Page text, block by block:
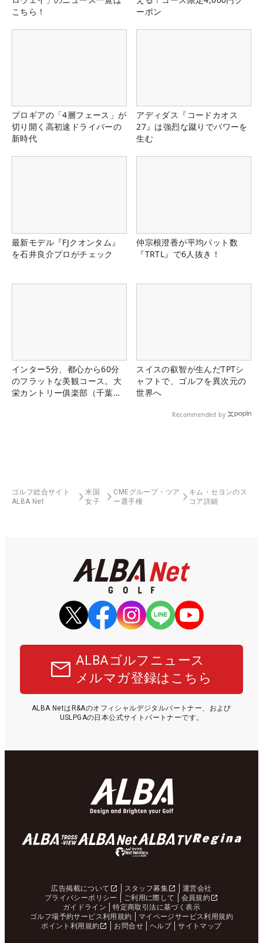
こちら！
ーポン
プロギアの「4層フェース」が
切り開く高初速ドライバーの
新時代
アディダス『コードカオス
27』は強烈な蹴りでパワーを
生む
最新モデル『FJクオンタム』
を石井良介プロがチェック
仲宗根澄香が平均パット数
『TRTL』で6人抜き！
インター5分、都心から60分
のフラットな美観コース。大
栄カントリー俱楽部（千葉
スイスの叡智が生んだTPTシ
ャフトで、ゴルフを異次元の
世界へ
Recommended by
ゴルフ総合サイト
ALBA Net
米国
女子
CMEグループ・ツア
ー選手権
キム・セヨンのス
コア詳細
ALBAゴルフニュース
メルマガ登録はこちら
ALBA NetはR&Aのオフィシャルデジタルパートナー、および
USLPGAの日本公式サイトパートナーです。
広告掲載について スタッフ募集
運営会社
プライバシーポリシー
ご利用に際して
会員規約
ガイドライン
特定商取引法に基づく表示
ゴルフ場予約サービス利用規約
マイページサービス利用規約
ポイント利用規約
お問合せ ヘルプ サイトマップ